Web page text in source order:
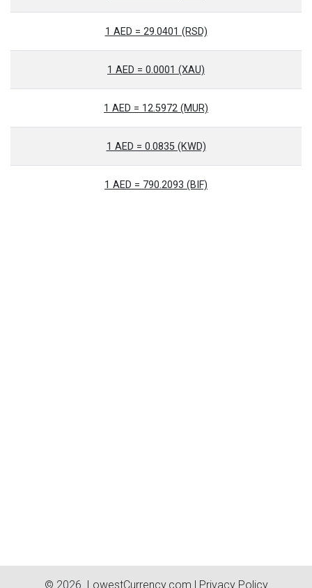
1 AED = 29.0401 (RSD)
1 AED = 0.0001 (XAU)
1 AED = 12.5972 (MUR)
1 AED = 0.0835 (KWD)
1 AED = 790.2093 (BIF)
© 2026. LowestCurrency.com | Privacy Policy